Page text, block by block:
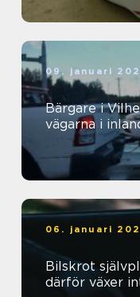
09. januari
Bärgare i
vägarna i
06. januari
Bilskrot
därför växer